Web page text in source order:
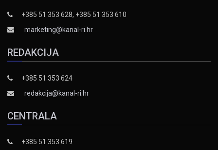
+385 51 353 628, +385 51 353 610
marketing@kanal-ri.hr
REDAKCIJA
+385 51 353 624
redakcija@kanal-ri.hr
CENTRALA
+385 51 353 619